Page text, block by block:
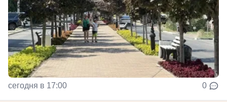
сегодня в 17:00 0